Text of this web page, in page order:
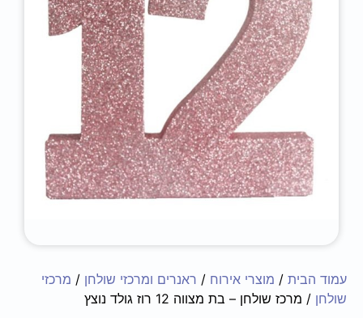
5.50
+
ADD
עמוד הבית / מוצרי אירוח / ראנרים ומרכזי שולחן / מרכזי
שולחן / מרכז שולחן – בת מצווה 12 רוז גולד נוצץ